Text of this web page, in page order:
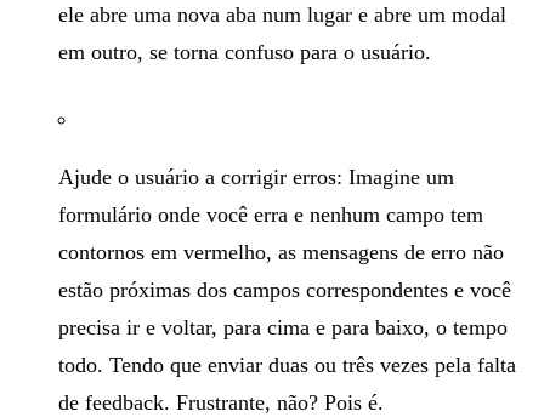
ele abre uma nova aba num lugar e abre um modal
em outro, se torna confuso para o usuário.
Ajude o usuário a corrigir erros: Imagine um
formulário onde você erra e nenhum campo tem
contornos em vermelho, as mensagens de erro não
estão próximas dos campos correspondentes e você
precisa ir e voltar, para cima e para baixo, o tempo
todo. Tendo que enviar duas ou três vezes pela falta
de feedback. Frustrante, não? Pois é.